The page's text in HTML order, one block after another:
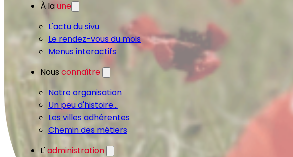
À laune
L'actu du sivu
Le rendez-vous du mois
Menus interactifs
Nous connaître
Notre organisation
Un peu d'histoire...
Les villes adhérentes
Chemin des métiers
L'administration